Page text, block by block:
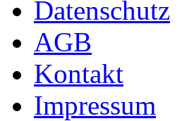
Datenschutz
AGB
Kontakt
Impressum